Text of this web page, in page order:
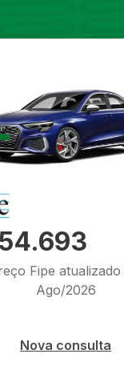
Fipe atualizado
Ago/2026
Nova consulta